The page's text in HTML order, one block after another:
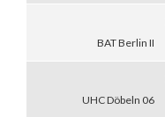
BAT Berlin II
UHC Döbeln 06